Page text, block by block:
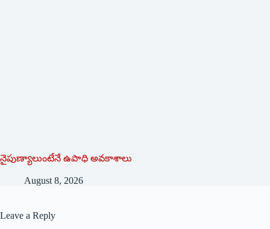
నైపుణ్యాలుంటేనే ఉపాధి అవకాశాలు
August 8, 2026
Leave a Reply